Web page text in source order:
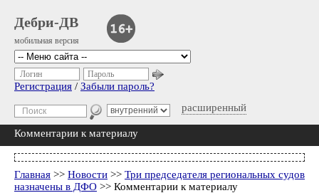
Дебри-ДВ
мобильная версия
расширенный
Логин Пароль
Регистрация / Забыли пароль?
Комментарии к материалу
Главная >> Новости >> Три председателя региональных судов
назначены в ДФО >> Комментарии к материалу